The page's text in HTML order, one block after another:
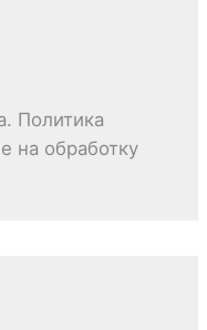
Политика
на обработку